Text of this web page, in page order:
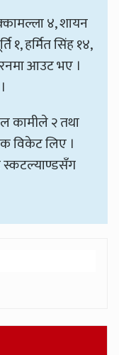
४, शायन
१, हर्मित सिंह १४,
आउट भए ।
कामीले २ तथा
विकेट लिए ।